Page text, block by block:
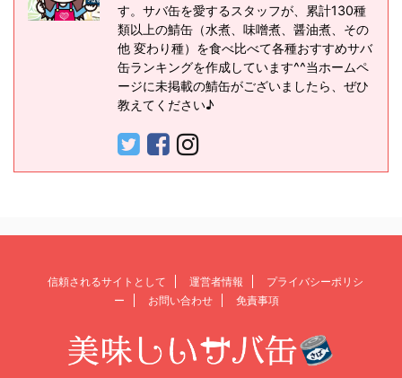
す。サバ缶を愛するスタッフが、累計130種
類以上の鯖缶（水煮、味噌煮、醤油煮、その
他 変わり種）を食べ比べて各種おすすめサバ
缶ランキングを作成しています^^当ホームペ
ージに未掲載の鯖缶がございましたら、ぜひ
教えてください♪
信頼されるサイトとして 運営者情報
プライバシーポリシ
ー
お問い合わせ 免責事項